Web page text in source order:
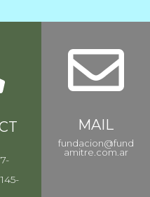
MAIL
fundacion@fund
amitre.com.ar